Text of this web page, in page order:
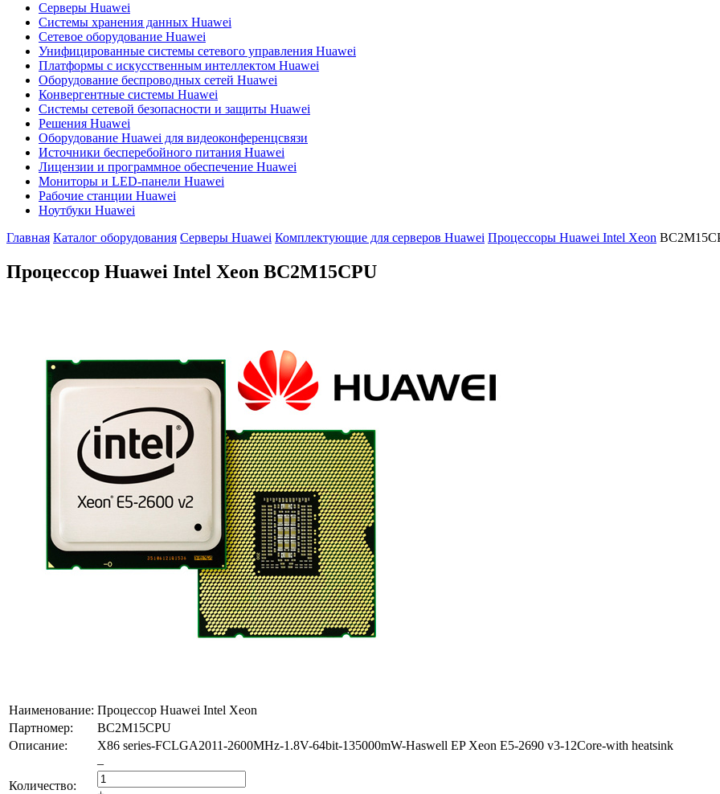
Серверы Huawei
Системы хранения данных Huawei
Сетевое оборудование Huawei
Унифицированные системы сетевого управления Huawei
Платформы с искусственным интеллектом Huawei
Оборудование беспроводных сетей Huawei
Конвергентные системы Huawei
Системы сетевой безопасности и защиты Huawei
Решения Huawei
Оборудование Huawei для видеоконференцсвязи
Источники бесперебойного питания Huawei
Лицензии и программное обеспечение Huawei
Мониторы и LED-панели Huawei
Рабочие станции Huawei
Ноутбуки Huawei
Главная Каталог оборудования Серверы Huawei Комплектующие для серверов Huawei Процессоры Huawei Intel Xeon
Процессор Huawei Intel Xeon BC2M15CPU
Наименование: Процессор Huawei Intel Xeon
Партномер:
BC2M15CPU
Описание:
X86 series-FCLGA2011-2600MHz-1.8V-64bit-135000mW-Haswell EP Xeon E5-2690 v3-12Core-with heatsink
Количество:
–